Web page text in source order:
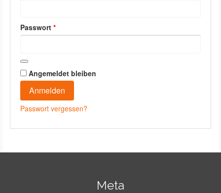
Passwort *Erforderlich
Angemeldet bleiben
Anmelden
Passwort vergessen?
Meta